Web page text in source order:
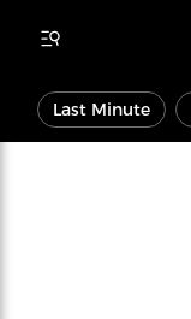
Last Minute